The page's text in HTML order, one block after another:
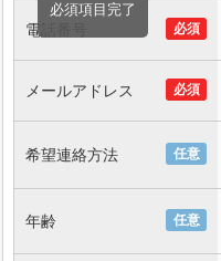
必須項目完了
必須
電話番号
必須
メールアドレス
任意
希望連絡方法
任意
年齢